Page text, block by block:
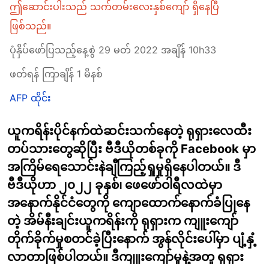
ဤဆောင်းပါးသည် သက်တမ်းလေးနှစ်ကျော် ရှိနေပြီ
ဖြစ်သည်။
ပုံနှိပ်ဖော်ပြသည့်နေ့စွဲ 29 မတ် 2022 အချိန် 10h33
ဖတ်ရန် ကြာချိန် 1 မိနစ်
AFP ထိုင်း
ယူကရိန်းပိုင်နက်ထဲဆင်းသက်နေတဲ့ ရုရှားလေထီး
တပ်သားတွေဆိုပြီး ဗီဒီယိုတစ်ခုကို Facebook မှာ
အကြိမ်ရေသောင်းနဲချီကြည့်ရှုမှုရှိနေပါတယ်။ ဒီ
ဗီဒီယိုဟာ ၂၀၂၂ ခုနှစ်၊ ဖေဖော်ဝါရီလထဲမှာ
အနောက်နိုင်ငံတွေကို ကျောထောက်နောက်ခံပြုနေ
တဲ့ အိမ်နီးချင်းယူကရိန်းကို ရုရှားက ကျူးကျော်
တိုက်ခိုက်မှုစတင်ခဲ့ပြီးနောက် အွန်လိုင်းပေါ်မှာ ပျံ့နှံ့
လာတာဖြစ်ပါတယ်။ ဒီကျူးကျော်မှုနဲ့အတူ ရုရှား